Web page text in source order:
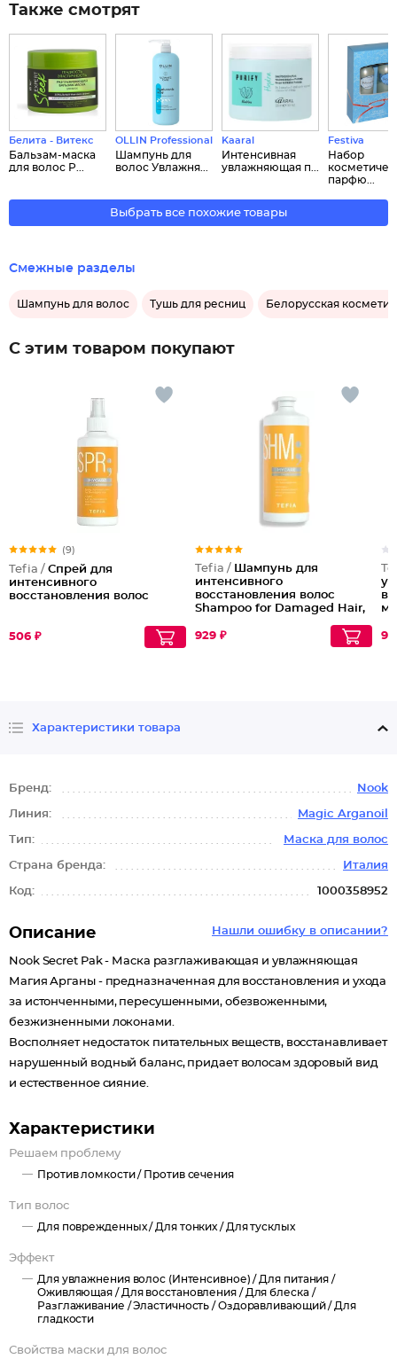
Также смотрят
Белита - Витекс
Бальзам-маска
для волос Р...
OLLIN Professional
Шампунь для
волос Увлажня...
Kaaral
Интенсивная
увлажняющая п...
Festiva
Набор
парфю...
Выбрать все похожие товары
Смежные разделы
Шампунь для волос Тушь для ресниц Белорусская
С этим товаром покупают
(9)
Tefia / Спрей для
интенсивного
восстановления волос
506 ₽
Tefia / Шампунь для
интенсивного
восстановления волос
Shampoo for Damaged Hair,
929 ₽
мл
Характеристики товара
Бренд: Nook
Линия: Magic Arganoil
Тип: Маска для волос
Страна бренда: Италия
Код: 1000358952
Нашли ошибку в описании?
Описание
Nook Secret Pak - Маска разглаживающая и увлажняющая
Магия Арганы - предназначенная для восстановления и ухода
за истонченными, пересушенными, обезвоженными,
безжизненными локонами.
Восполняет недостаток питательных веществ, восстанавливает
нарушенный водный баланс, придает волосам здоровый вид
и естественное сияние.
Характеристики
Решаем проблему
Против ломкости / Против сечения
Тип волос
Для поврежденных / Для тонких / Для тусклых
Эффект
Для увлажнения волос (Интенсивное) / Для питания /
Оживляющая / Для восстановления / Для блеска /
Разглаживание /Эластичность /Оздоравливающий / Для
гладкости
Свойства маски для волос